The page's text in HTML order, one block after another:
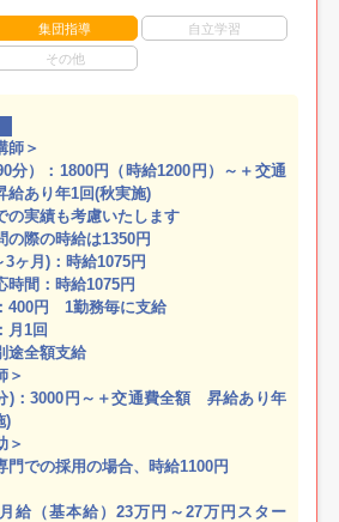
集団指導 自立学習
その他
師＞
分）：1800円（時給1200円）～＋交通
あり年1回(秋実施)
の実績も考慮いたします
の際の時給は1350円
ヶ月)：時給1075円
間：時給1075円
400円 1勤務毎に支給
月1回
途全額支給
＞
)：3000円～＋交通費全額 昇給あり年
)
＞
門での採用の場合、時給1100円
給（基本給）23万円～27万円スター